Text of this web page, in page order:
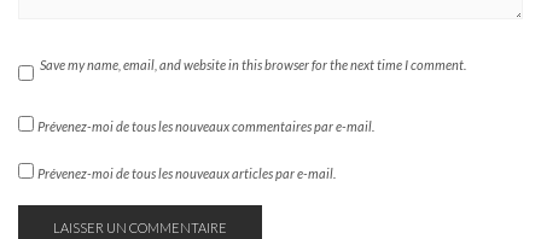
Save my name, email, and website in this browser for the next time I comment.
Prévenez-moi de tous les nouveaux commentaires par e-mail.
Prévenez-moi de tous les nouveaux articles par e-mail.